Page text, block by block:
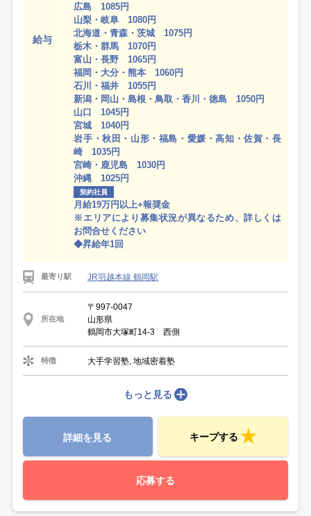
給与
広島 1085円
山梨・岐阜 1080円
北海道・青森・茨城 1075円
栃木・群馬 1070円
富山・長野 1065円
福岡・大分・熊本 1060円
石川・福井 1055円
新潟・岡山・島根・鳥取・香川・徳島 1050円
山口 1045円
宮城 1040円
岩手・秋田・山形・福島・愛媛・高知・佐賀・長
崎 1035円
宮崎・鹿児島 1030円
沖縄 1025円
契約社員
月給19万円以上+報奨金
※エリアにより募集状況が異なるため、詳しくは
お問合せください
◆昇給年1回
最寄り駅 JR羽越本線 鶴岡駅
所在地
〒997-0047
山形県
鶴岡市大塚町14-3 西側
特徴 大手学習塾, 地域密着塾
もっと見る
詳細を見る キープする
応募する